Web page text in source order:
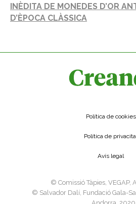
INÈDITA DE MONEDES D’OR
D’ÈPOCA CLÀSSICA
Política de cookies
Política de
Avís legal
©️ Comissió Tàpies, VEGAP,
©️ Salvador Dalí, Fundació Gala-